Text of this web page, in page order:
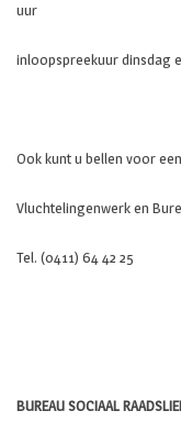
uur
inloopspreekuur dinsdag
Ook kunt u bellen voor
Vluchtelingenwerk en
Tel. (0411) 64 42 25
BUREAU SOCIAAL